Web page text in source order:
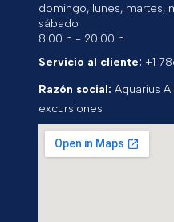
domingo, lunes, martes,
sábado
8:00 h - 20:00 h
Servicio al cliente: +1
Razón social: Aquarius
excursiones